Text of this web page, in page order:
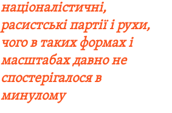
націоналістичні,
расистські партії і рухи,
чого в таких формах і
масштабах давно не
спостерігалося в
минулому